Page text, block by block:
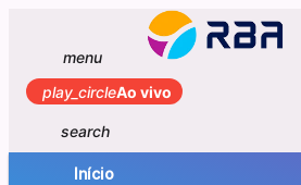
menu
play_circleAo vivo
search
Início